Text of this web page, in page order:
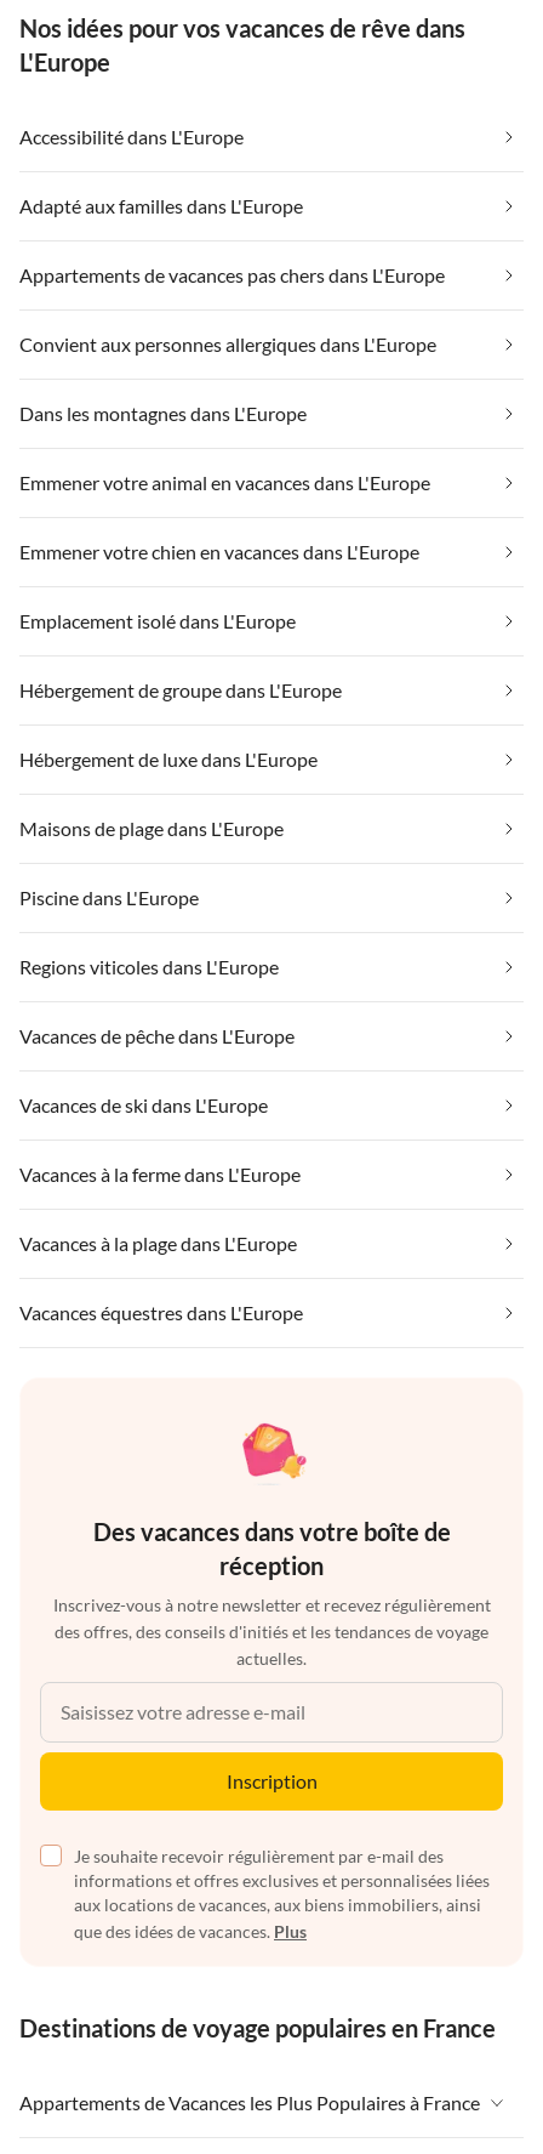
Nos idées pour vos vacances de rêve dans
L'Europe
Accessibilité dans L'Europe
Adapté aux familles dans L'Europe
Appartements de vacances pas chers dans L'Europe
Convient aux personnes allergiques dans L'Europe
Dans les montagnes dans L'Europe
Emmener votre animal en vacances dans L'Europe
Emmener votre chien en vacances dans L'Europe
Emplacement isolé dans L'Europe
Hébergement de groupe dans L'Europe
Hébergement de luxe dans L'Europe
Maisons de plage dans L'Europe
Piscine dans L'Europe
Regions viticoles dans L'Europe
Vacances de pêche dans L'Europe
Vacances de ski dans L'Europe
Vacances à la ferme dans L'Europe
Vacances à la plage dans L'Europe
Vacances équestres dans L'Europe
Des vacances dans votre boîte de
réception
Inscrivez-vous à notre newsletter et recevez régulièrement
des offres, des conseils d'initiés et les tendances de voyage
actuelles.
Inscription
Je souhaite recevoir régulièrement par e-mail des
informations et offres exclusives et personnalisées liées
aux locations de vacances, aux biens immobiliers, ainsi
que des idées de vacances. Plus
Destinations de voyage populaires en France
Appartements de Vacances les Plus Populaires à France